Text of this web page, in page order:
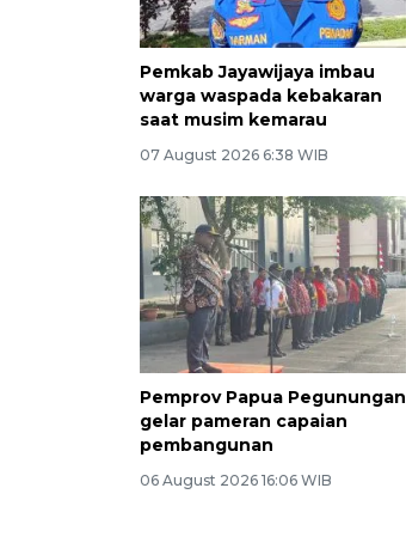
Pemkab Jayawijaya imbau
warga waspada kebakaran
saat musim kemarau
07 August 2026 6:38 WIB
Pemprov Papua Pegunungan
gelar pameran capaian
pembangunan
06 August 2026 16:06 WIB